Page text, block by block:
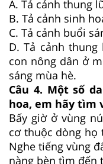
A. Tả cảnh thung
B. Tả cảnh sinh
C. Tả cảnh buổi
D. Tả cảnh
con nông dân ở
sáng mùa hè.
Câu 4. Một số
hoa, em hãy tìm
Bấy giờ ở vùng
cơ thuộc dòng họ
Nghe tiếng vùng
nàng bèn tìm đến